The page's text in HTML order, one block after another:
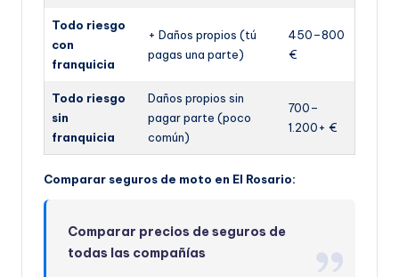
Todo riesgo
con
franquicia
+ Daños propios (tú
pagas una parte)
450–800
€
Todo riesgo
sin
franquicia
Daños propios sin
pagar parte (poco
común)
700–
1.200+ €
Comparar seguros de moto en El Rosario:
Comparar precios de seguros de
todas las compañías